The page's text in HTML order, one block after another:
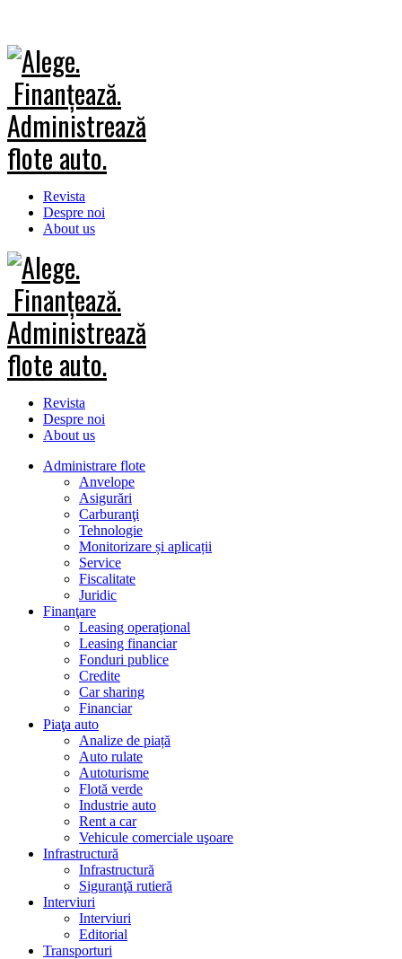
Revista
Despre noi
About us
Revista
Despre noi
About us
Administrare flote
Anvelope
Asigurări
Carburanţi
Tehnologie
Monitorizare și aplicații
Service
Fiscalitate
Juridic
Finanţare
Leasing operaţional
Leasing financiar
Fonduri publice
Credite
Car sharing
Financiar
Piaţa auto
Analize de piață
Auto rulate
Autoturisme
Flotă verde
Industrie auto
Rent a car
Vehicule comerciale uşoare
Infrastructură
Infrastructură
Siguranţă rutieră
Interviuri
Interviuri
Editorial
Transporturi